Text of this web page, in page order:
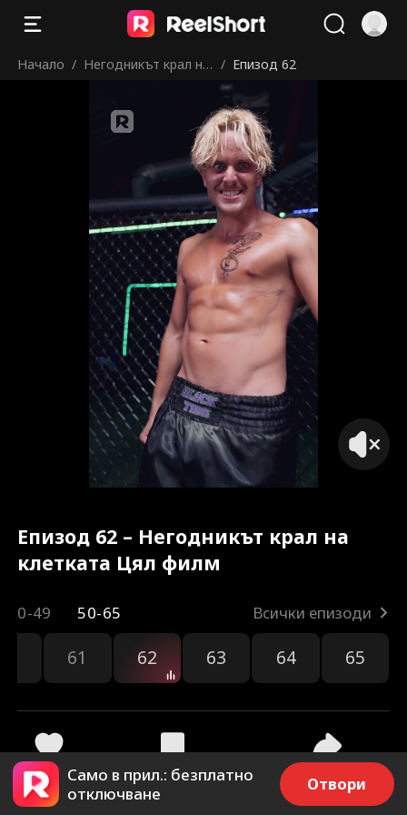
Начало / Негодникът крал на
/ Епизод 62
Епизод 62 – Негодникът крал на
клетката Цял филм
0-49 50-65 Всички епизоди
61 62 63 64 65
32 1.4k Споделяне
Само в прил.: безплатно
отключване
Отвори